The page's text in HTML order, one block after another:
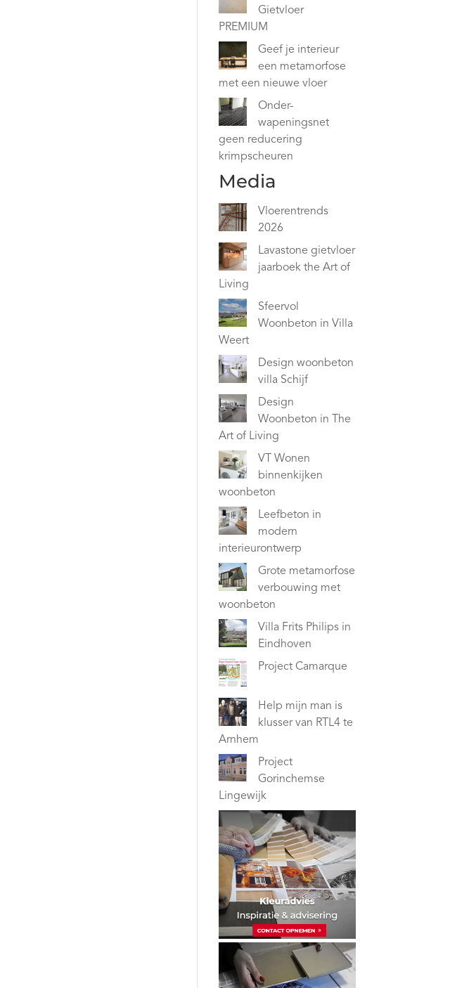
Gietvloer
PREMIUM
Geef je interieur
een metamorfose
met een nieuwe vloer
Onder-
wapeningsnet
geen reducering
krimpscheuren
Media
Vloerentrends
2026
Lavastone gietvloer
jaarboek the Art of
Living
Sfeervol
Woonbeton in Villa
Weert
Design woonbeton
villa Schijf
Design
Woonbeton in The
Art of Living
VT Wonen
binnenkijken
woonbeton
Leefbeton in
modern
interieurontwerp
Grote metamorfose
verbouwing met
woonbeton
Villa Frits Philips in
Eindhoven
Project Camarque
Help mijn man is
klusser van RTL4 te
Arnhem
Project
Gorinchemse
Lingewijk